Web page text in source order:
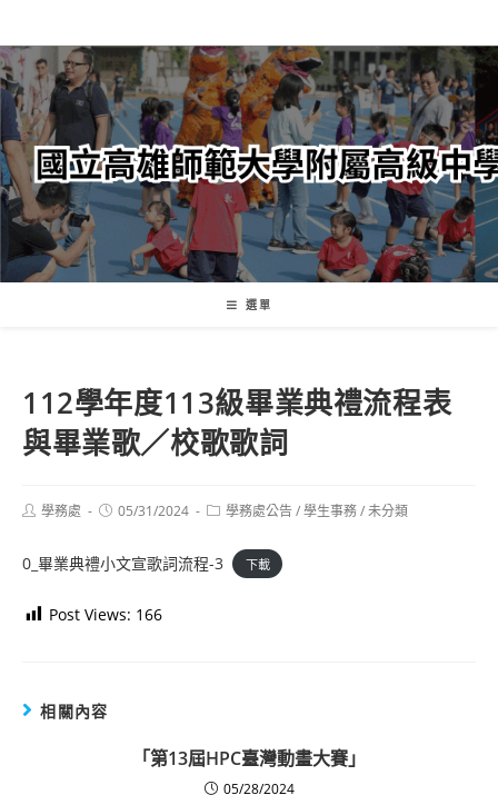
轉
至
主
內
容
選單
112學年度113級畢業典禮流程表
與畢業歌／校歌歌詞
Post學務處
Post05/31/2024
Post學務處公告/學生事務/未分類
0_畢業典禮小文宣歌詞流程-3 下載
Post Views: 166
相關內容
「第13屆HPC臺灣動畫大賽」
05/28/2024